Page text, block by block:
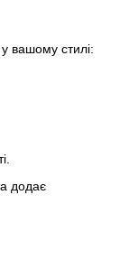
вашому стилі:
додає